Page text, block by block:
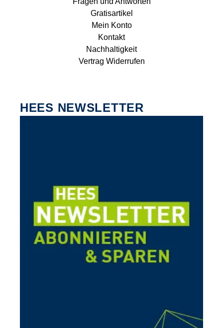
Gratisartikel
Mein Konto
Kontakt
Nachhaltigkeit
Vertrag Widerrufen
HEES NEWSLETTER